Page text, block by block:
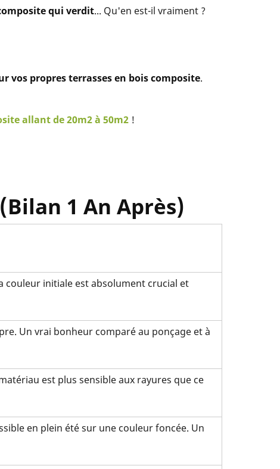
qui verdit... Qu'en est-il vraiment ?
vos propres terrasses en bois composite.
allant de 20m2 à 50m2 !
1 An Après)
couleur initiale est absolument crucial et
Un vrai bonheur comparé au ponçage et à
est plus sensible aux rayures que ce
en plein été sur une couleur foncée. Un